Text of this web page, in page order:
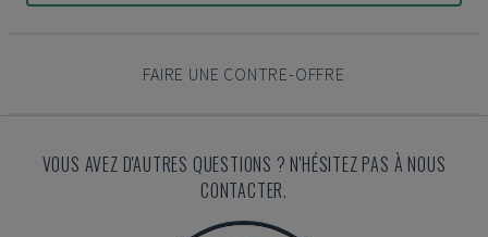
FAIRE UNE CONTRE-OFFRE
VOUS AVEZ D'AUTRES QUESTIONS ? N'HÉSITEZ PAS À NOUS
CONTACTER.